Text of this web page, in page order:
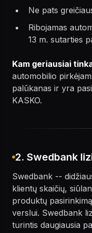
Ne pats
Ribojamas
13 m. sutarties
Kam geriausiai
automobilio
palūkanas ir yra
KASKO.
2. Swedbank
Swedbank --
klientų skaičių,
produktų
verslui. Swedbank
turintis daugiausia